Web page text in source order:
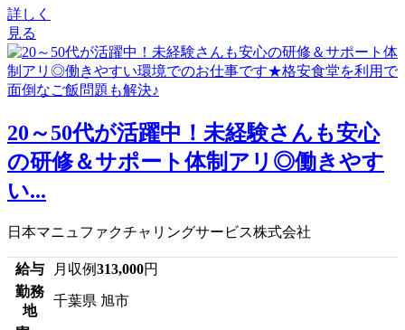
詳しく
見る
20～50代が活躍中！未経験さんも安心
の研修＆サポート体制アリ◎働きやす
い...
日本マニュファクチャリングサービス株式会社
給与 月収例313,000円
勤務
地
千葉県 旭市